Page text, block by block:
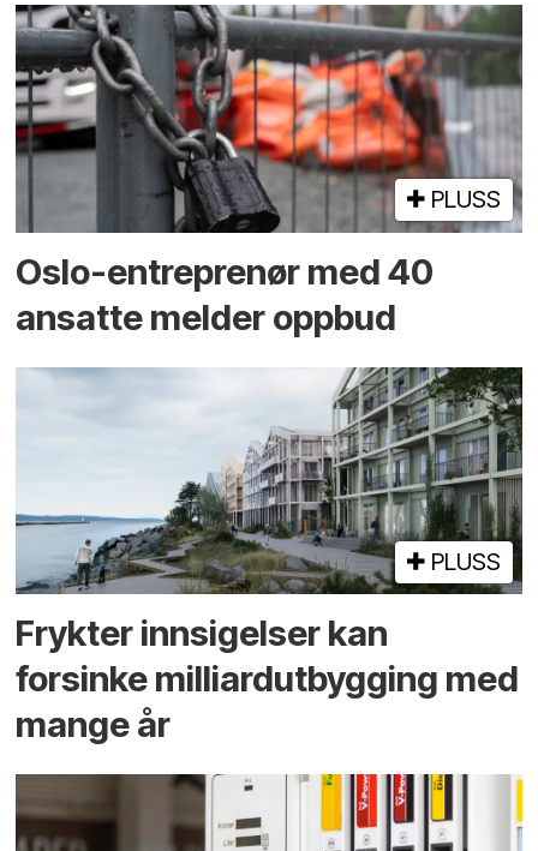
PLUSS
Oslo-entreprenør med 40
ansatte melder oppbud
PLUSS
Frykter innsigelser kan
forsinke milliard­utbygging med
mange år